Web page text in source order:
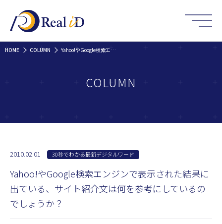
HOME COLUMN Yahoo!やGoogle検索エンジンで表示された結果に出ている、サイト紹介文は何を参考にしているのでしょうか？
COLUMN
2010.02.01 30秒でわかる最新デジタルワード
Yahoo!やGoogle検索エンジンで表示された結果に
出ている、サイト紹介文は何を参考にしているの
でしょうか？